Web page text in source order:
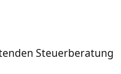
Steuerberatung